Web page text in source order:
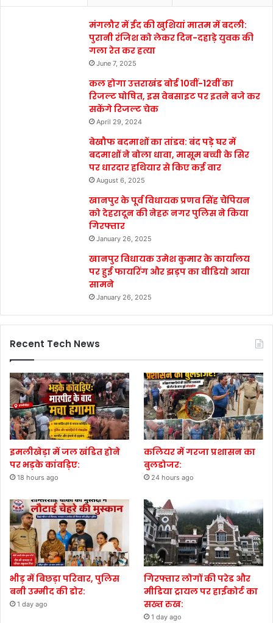
मंगलौर में ईद की खुशियां मातम में बदली:
पुरानी रंजिश को लेकर दिन-दहाड़े युवक की
गला रेत कर हत्या
June 7, 2025
कल होगा उत्तराखंड बोर्ड 10वीं-12वीं का
रिजल्ट घोषित, इस वेबसाइट पर इतने बजे कर
सकेंगे रिजल्ट चेक
April 29, 2024
बेखौफ बदमाशों का तांडव: बंद पड़े घर में
बदमाशों ने बोला धावा, मासूम बच्ची के सिर
पर धारदार हथियार से किए कई वार
August 6, 2025
खानपुर के पूर्व विधायक प्रणव सिंह चैंपियन
को देहरादून की नेहरू नगर पुलिस ने किया
गिरफ्तार
January 26, 2025
खानपुर विधायक उमेश कुमार के कार्यालय
पर हुई फायरिंग और झड़प का वीडियो आया
सामने
January 26, 2025
Recent Tech News
इमलीखेड़ा में जल खंडित होने
पर भड़के कांवड़िए:
18 hours ago
कलियर में गरजा प्रशासन का
बुलडोजर:
24 hours ago
भीड़ में बिछड़ा परिवार, पुलिस
बनी उम्मीद की डोर:
1 day ago
गिरफ्तार लोगों की परेड और
मीडिया ट्रायल पर हाईकोर्ट का
सख्त रुख:
1 day ago